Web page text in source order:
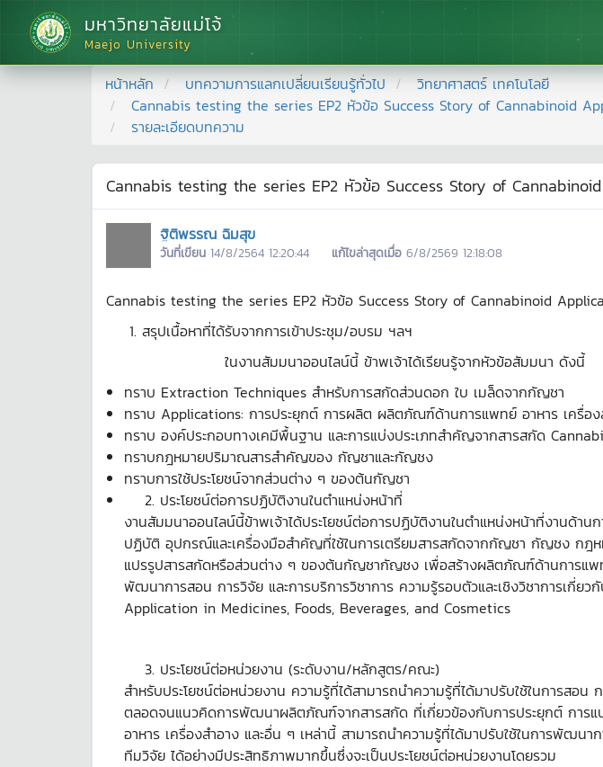
มหาวิทยาลัยแม่โจ้
Maejo University
หน้าหลัก บทความการแลกเปลี่ยนเรียนรู้ทั่วไป
วิทยาศาสตร์ เทคโนโลยี
Cannabis testing the series EP2 หัวข้อ Success Story of Cannabinoid
รายละเอียดบทความ
Cannabis testing the series EP2 หัวข้อ Success Story of
ฐิติพรรณ ฉิมสุข
วันที่เขียน 14/8/2564 12:20:44 แก้ไขล่าสุดเมื่อ 6/8/2569 12:18:08
Cannabis testing the series EP2 หัวข้อ Success Story of Cannabinoid
สรุปเนื้อหาที่ได้รับจากการเข้าประชุม/อบรม ฯลฯ
ในงานสัมมนาออนไลน์นี้ ข้าพเจ้าได้เรียนรู้จากหัวข้อสัมมนา ดังนี้
ทราบ Extraction Techniques สำหรับการสกัดส่วนดอก ใบ เมล็ดจากกัญชา
ทราบ Applications: การประยุกต์ การผลิต ผลิตภัณฑ์ด้านการแพทย์ อาหาร เครื่อ
ทราบ องค์ประกอบทางเคมีพื้นฐาน และการแบ่งประเภทสำคัญจากสารสกัด
ทราบกฎหมายปริมาณสารสำคัญของ กัญชาและกัญชง
ทราบการใช้ประโยชน์จากส่วนต่าง ๆ ของต้นกัญชา
ประโยชน์ต่อการปฏิบัติงานในตำแหน่งหน้าที่
งานสัมมนาออนไลน์นี้ข้าพเจ้าได้ประโยชน์ต่อการปฏิบัติงานในตำแหน่งหน้าที่งานด้า
ปฏิบัติ อุปกรณ์และเครื่องมือสำคัญที่ใช้ในการเตรียมสารสกัดจากกัญชา กัญชง ก
แปรรูปสารสกัดหรือส่วนต่าง ๆ ของต้นกัญชากัญชง เพื่อสร้างผลิตภัณฑ์ด้านการแพท
พัฒนาการสอน การวิจัย และการบริการวิชาการ ความรู้รอบตัวและเชิงวิชาการเ
Application in Medicines, Foods, Beverages, and Cosmetics
ประโยชน์ต่อหน่วยงาน (ระดับงาน/หลักสูตร/คณะ)
สำหรับประโยชน์ต่อหน่วยงาน ความรู้ที่ได้สามารถนำความรู้ที่ได้มาปรับใช้ในการสอ
ตลอดจนแนวคิดการพัฒนาผลิตภัณฑ์จากสารสกัด ที่เกี่ยวข้องกับการประยุกต์ กา
อาหาร เครื่องสำอาง และอื่น ๆ เหล่านี้ สามารถนำความรู้ที่ได้มาปรับใช้ในการพัฒ
ทีมวิจัย ได้อย่างมีประสิทธิภาพมากขึ้นซึ่งจะเป็นประโยชน์ต่อหน่วยงานโดยรวม